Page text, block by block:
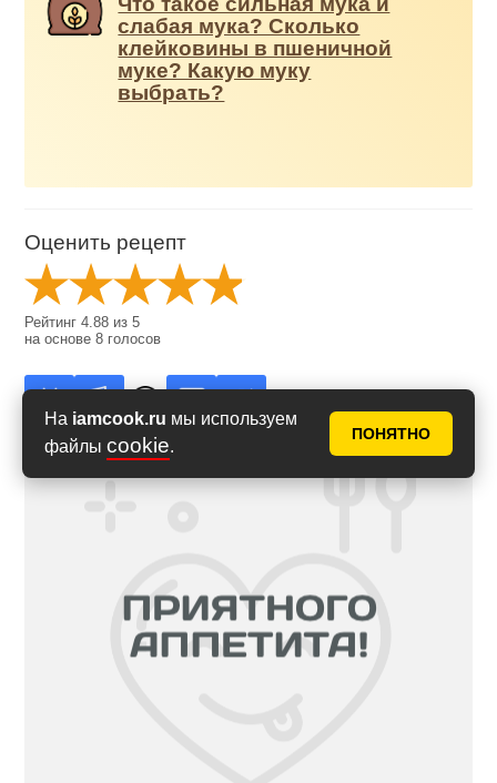
На iamcook.ru мы используем
файлы cookie.
ПОНЯТНО
слабая мука? Сколько
клейковины в пшеничной
муке? Какую муку
выбрать?
Оценить рецепт
Рейтинг4.88 из5
на основе8 голосов